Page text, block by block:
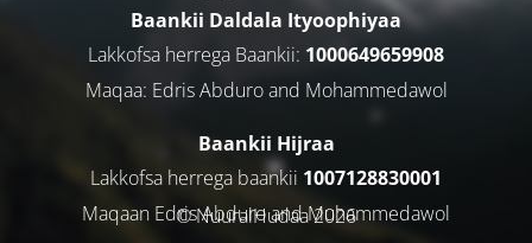
Baankii Daldala Ityoophiyaa
Lakkofsa herrega Baankii: 1000649659908
Maqaa: Edris Abduro and Mohammedawol
Baankii Hijraa
Lakkofsa herrega baankii 1007128830001
Maqaan Edris Abduro and Muhammedawol
© NuuralHudaa 2026